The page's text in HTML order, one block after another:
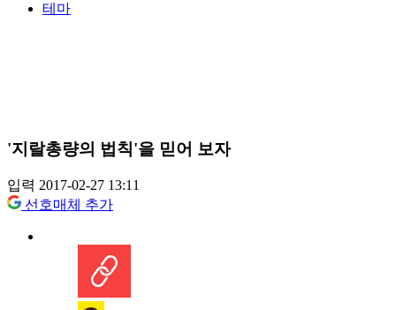
테마
'지랄총량의 법칙'을 믿어 보자
입력 2017-02-27 13:11
선호매체 추가